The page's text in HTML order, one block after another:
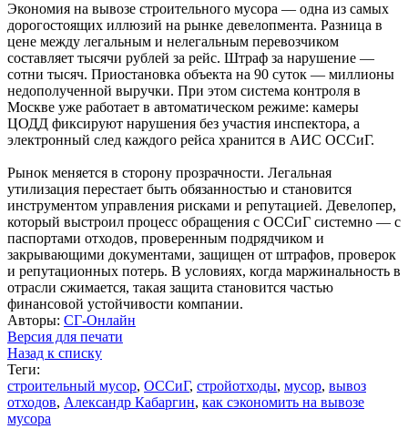
Экономия на вывозе строительного мусора — одна из самых
дорогостоящих иллюзий на рынке девелопмента. Разница в
цене между легальным и нелегальным перевозчиком
составляет тысячи рублей за рейс. Штраф за нарушение —
сотни тысяч. Приостановка объекта на 90 суток — миллионы
недополученной выручки. При этом система контроля в
Москве уже работает в автоматическом режиме: камеры
ЦОДД фиксируют нарушения без участия инспектора, а
электронный след каждого рейса хранится в АИС ОССиГ.
Рынок меняется в сторону прозрачности. Легальная
утилизация перестает быть обязанностью и становится
инструментом управления рисками и репутацией. Девелопер,
который выстроил процесс обращения с ОССиГ системно — с
паспортами отходов, проверенным подрядчиком и
закрывающими документами, защищен от штрафов, проверок
и репутационных потерь. В условиях, когда маржинальность в
отрасли сжимается, такая защита становится частью
финансовой устойчивости компании.
Авторы: СГ-Онлайн
Версия для печати
Назад к списку
Теги:
строительный мусор, ОССиГ, стройотходы, мусор, вывоз
отходов, Александр Кабаргин, как сэкономить на вывозе
мусора